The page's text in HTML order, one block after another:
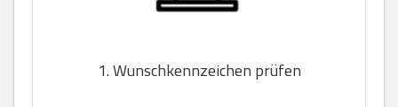
1. Wunschkennzeichen prüfen